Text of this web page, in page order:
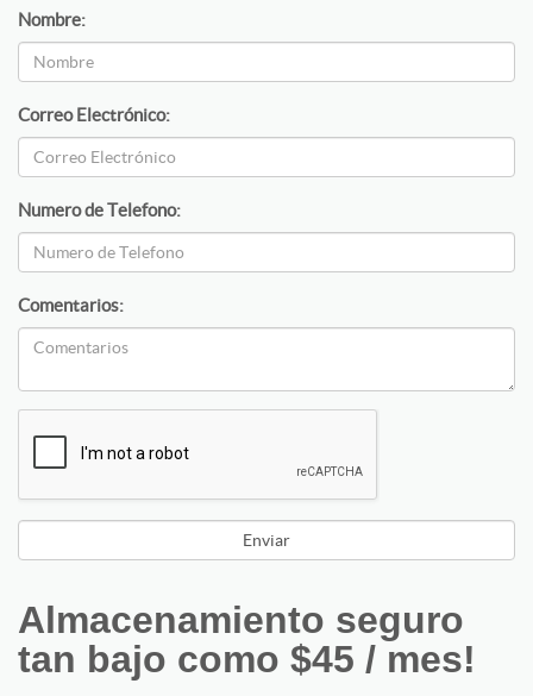
Nombre:
Correo Electrónico:
Numero de Telefono:
Comentarios:
Almacenamiento seguro
tan bajo como $45 / mes!